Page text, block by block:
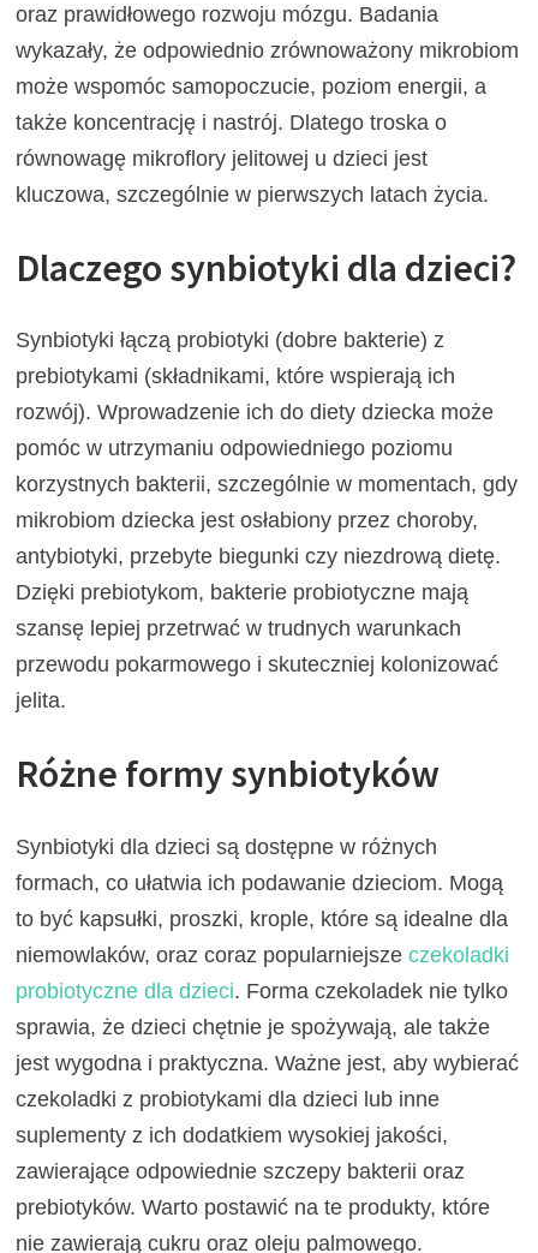
oraz prawidłowego rozwoju mózgu. Badania
wykazały, że odpowiednio zrównoważony mikrobiom
może wspomóc samopoczucie, poziom energii, a
także koncentrację i nastrój. Dlatego troska o
równowagę mikroflory jelitowej u dzieci jest
kluczowa, szczególnie w pierwszych latach życia.
Dlaczego synbiotyki dla dzieci?
Synbiotyki łączą probiotyki (dobre bakterie) z
prebiotykami (składnikami, które wspierają ich
rozwój). Wprowadzenie ich do diety dziecka może
pomóc w utrzymaniu odpowiedniego poziomu
korzystnych bakterii, szczególnie w momentach, gdy
mikrobiom dziecka jest osłabiony przez choroby,
antybiotyki, przebyte biegunki czy niezdrową dietę.
Dzięki prebiotykom, bakterie probiotyczne mają
szansę lepiej przetrwać w trudnych warunkach
przewodu pokarmowego i skuteczniej kolonizować
jelita.
Różne formy synbiotyków
Synbiotyki dla dzieci są dostępne w różnych
formach, co ułatwia ich podawanie dzieciom. Mogą
to być kapsułki, proszki, krople, które są idealne dla
niemowlaków, oraz coraz popularniejszeczekoladki
probiotyczne dla dzieci. Forma czekoladek nie tylko
sprawia, że dzieci chętnie je spożywają, ale także
jest wygodna i praktyczna. Ważne jest, aby wybierać
czekoladki z probiotykami dla dzieci lub inne
suplementy z ich dodatkiem wysokiej jakości,
zawierające odpowiednie szczepy bakterii oraz
prebiotyków. Warto postawić na te produkty, które
nie zawierają cukru oraz oleju palmowego.